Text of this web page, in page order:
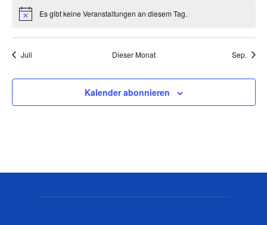
HinweisEs gibt keine Veranstaltungen an diesem Tag.
Juli Dieser Monat Sep.
Kalender abonnieren